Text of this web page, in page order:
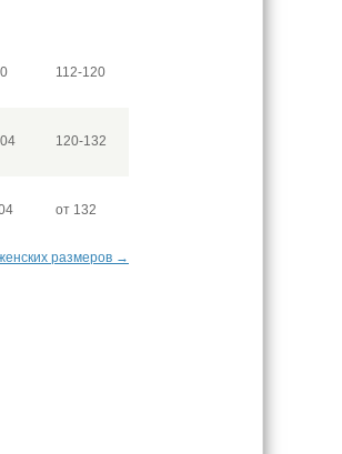
112-120
120-132
от 132
размеров →